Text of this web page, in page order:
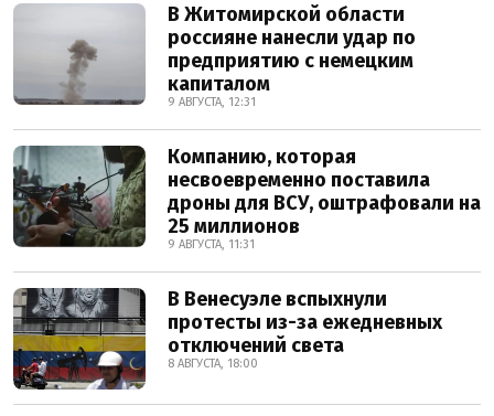
В Житомирской области
россияне нанесли удар по
предприятию с немецким
капиталом
9 АВГУСТА, 12:31
Компанию, которая
несвоевременно поставила
дроны для ВСУ, оштрафовали на
25 миллионов
9 АВГУСТА, 11:31
В Венесуэле вспыхнули
протесты из-за ежедневных
отключений света
8 АВГУСТА, 18:00